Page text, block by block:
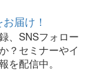
届け！
、SNSフォロー
？セミナーやイ
を配信中。